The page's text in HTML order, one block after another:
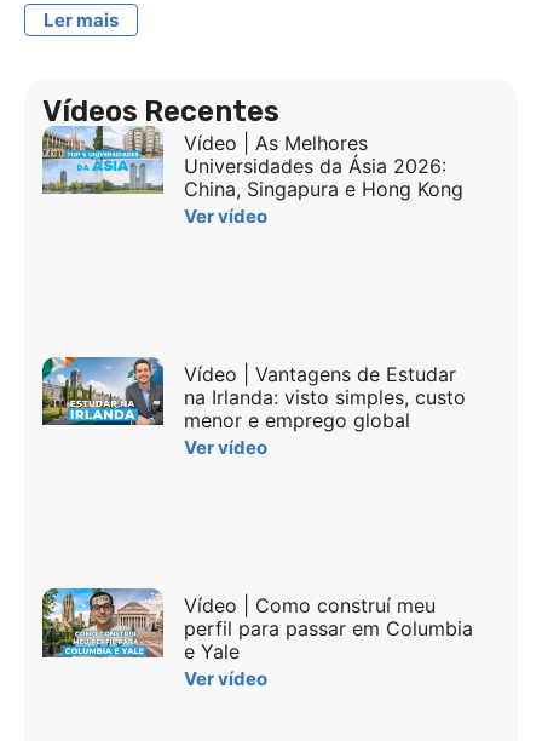
Ler mais
Vídeos Recentes
Vídeo | As Melhores
Universidades da Ásia 2026:
China, Singapura e Hong Kong
Ver vídeo
Vídeo | Vantagens de Estudar
na Irlanda: visto simples, custo
menor e emprego global
Ver vídeo
Vídeo | Como construí meu
perfil para passar em Columbia
e Yale
Ver vídeo